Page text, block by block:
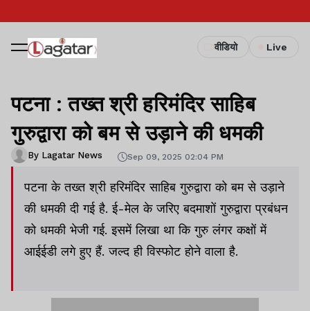
वीडियो Live
पटना : तख्त श्री हरिमंदिर साहिब
गुरुद्वारा को बम से उड़ाने की धमकी
By Lagatar News Sep 09, 2025 02:04 PM
पटना के तख्त श्री हरिमंदिर साहिब गुरुद्वारा को बम से उड़ाने
की धमकी दी गई है. ई-मेल के जरिए बदमाशों गुरुद्वारा प्रबंधन
को धमकी भेजी गई. इसमें लिखा था कि गुरु लंगर कक्षों में
आईईडी लगे हुए हैं. जल्द ही विस्फोट होने वाला है.